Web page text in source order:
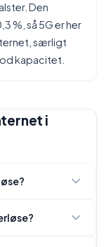
Den
%, så 5G er her
særligt
kapacitet.
i